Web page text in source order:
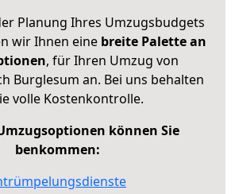
Planung Ihres Umzugsbudgets
wir Ihnen eine breite Palette an
, für Ihren Umzug von
Burglesum an. Bei uns behalten
volle Kostenkontrolle.
können Sie
benkommen: